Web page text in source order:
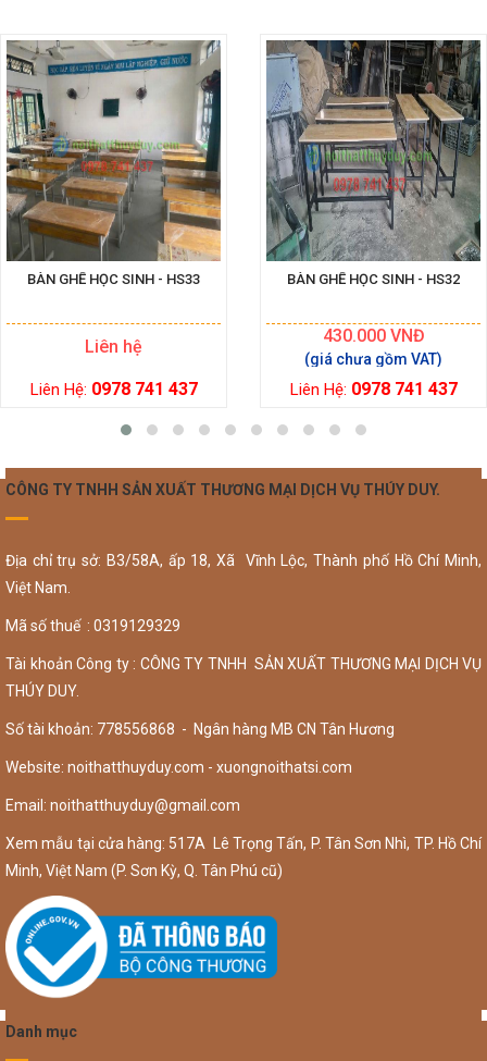
BÀN GHẾ HỌC SINH - HS33
Liên hệ
Liên Hệ: 0978 741 437
BÀN GHẾ HỌC SINH - HS32
430.000VNĐ
Liên Hệ: 0978 741 437
CÔNG TY TNHH SẢN XUẤT THƯƠNG MẠI DỊCH VỤ THÚY DUY.
Địa chỉ trụ sở: B3/58A, ấp 18, Xã Vĩnh Lộc, Thành phố Hồ Chí Minh,
Việt Nam.
Mã số thuế : 0319129329
Tài khoản Công ty : CÔNG TY TNHH SẢN XUẤT THƯƠNG MẠI DỊCH VỤ
THÚY DUY.
Số tài khoản: 778556868 - Ngân hàng MB CN Tân Hương
Website: noithatthuyduy.com - xuongnoithatsi.com
Email: noithatthuyduy@gmail.com
Xem mẫu tại cửa hàng: 517A Lê Trọng Tấn, P. Tân Sơn Nhì, TP. Hồ Chí
Minh, Việt Nam (P. Sơn Kỳ, Q. Tân Phú cũ)
Danh mục